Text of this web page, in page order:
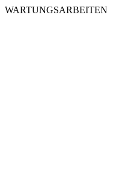
WARTUNGSARBEITEN